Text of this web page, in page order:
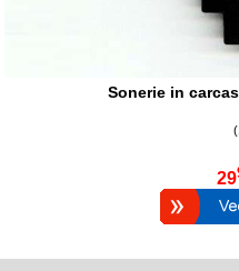
Sonerie in
29